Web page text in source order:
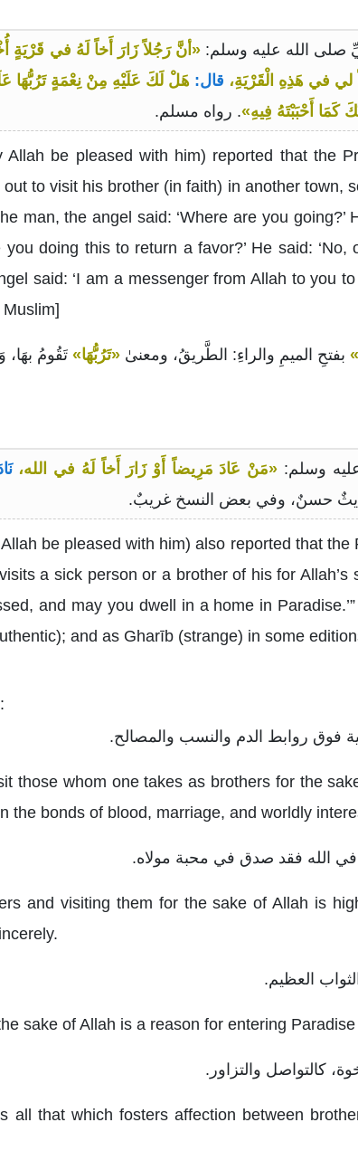
«أنَّ رَجُلاً زَارَ أَخاً لَهُ في قَرْيَةٍ
لي في هَذِهِ الْقَرْيَةِ، قال: هَلْ لَكَ عَلَيْهِ مِنْ نِعْمَةٍ تَرُبُّهَا
كَمَا أَحْبَبْتَهُ فِيهِ». رواه مسلم.
Allah be pleased with him) reported that the
out to visit his brother (in faith) in another town,
man, the angel said: ‘Where are you
you doing this to return a favor?’ He said:
said: ‘I am a messenger from Allah to you
Muslim]
بفتحِ الميمِ والراءِ: الطَّريقُ، ومعنىٰ «تَرُبُّهَا» تَقُومُ
«مَنْ عَادَ مَرِيضاً أَوْ زَارَ أَخاً لَهُ في الله،
حسنٌ، وفي بعض النسخ غريبٌ.
be pleased with him) also reported that the
a sick person or a brother of his for
and may you dwell in a home in
and as Gharīb (strange) in some
those whom one takes as brothers for the
the bonds of blood, marriage, and worldly
and visiting them for the sake of Allah is
sake of Allah is a reason for entering
all that which fosters affection between